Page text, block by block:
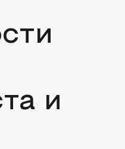
и